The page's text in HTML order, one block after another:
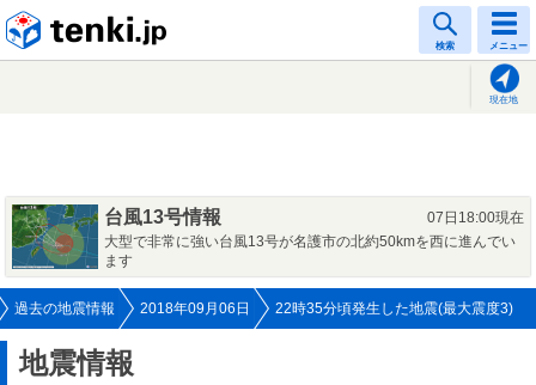
検索 メニュー
現在地
台風13号情報
07日18:00現在
大型で非常に強い台風13号が名護市の北約50kmを西に進んでい
ます
過去の地震情報 2018年09月06日 22時35分頃発生した地震(最大震度3)
地震情報